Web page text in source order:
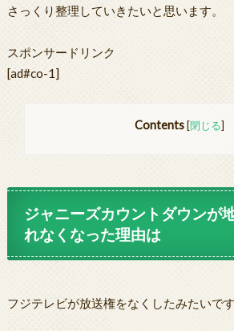
さっくり整理していきたいと思います。
スポンサードリンク
[ad#co-1]
Contents [閉じる]
ジャニーズカウントダウンが
れなくなった理由は
フジテレビが放送権をなくしたみたいで